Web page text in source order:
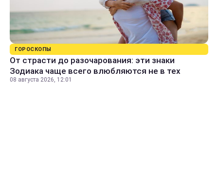
ГОРОСКОПЫ
От страсти до разочарования: эти знаки
Зодиака чаще всего влюбляются не в тех
08 августа 2026, 12:01